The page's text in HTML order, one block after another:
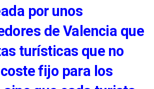
por unos
de Valencia que
turísticas que no
fijo para los